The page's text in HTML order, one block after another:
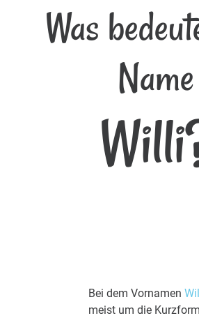
Was
Name
Bei dem Vornamen
meist um die